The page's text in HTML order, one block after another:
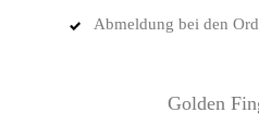
Abmeldung bei den
Golden